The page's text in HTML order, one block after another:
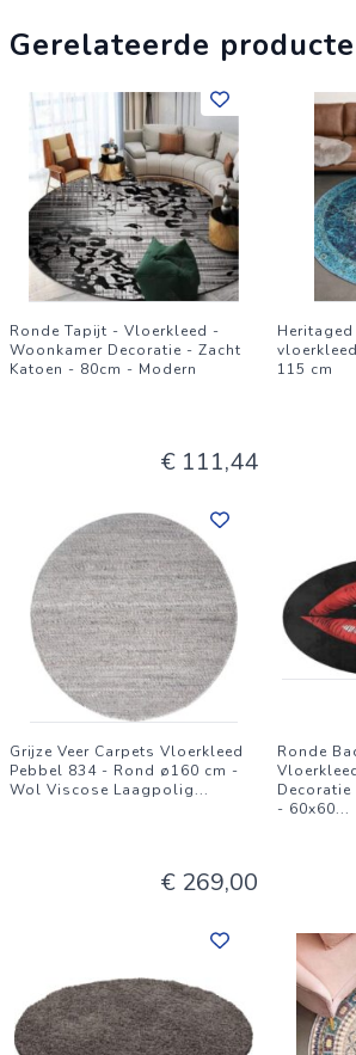
Gerelateerde
Ronde Tapijt - Vloerkleed -
Woonkamer Decoratie - Zacht
Katoen - 80cm - Modern
€ 111,44
115 cm
Grijze Veer Carpets Vloerkleed
Pebbel 834 - Rond ø160 cm -
Wol Viscose Laagpolig...
€ 269,00
Ronde
- 60x60...